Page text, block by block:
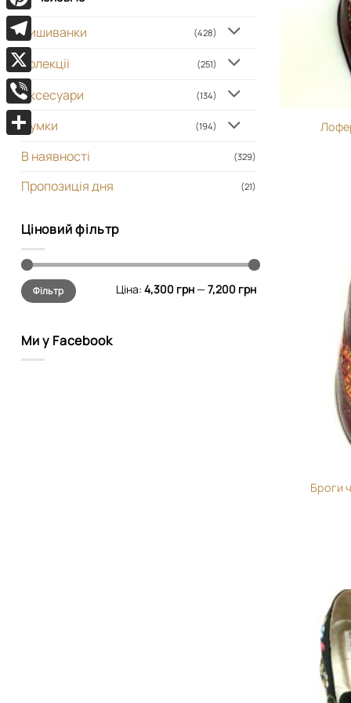
Вишиванки (428)
Колекціі (251)
Аксесуари (134)
Сумки (194)
В наявності (329)
Пропозиція дня (21)
Ціновий фільтр
Мінімальна
ціна
Найбільша
цінаФільтр Ціна: 4,300 грн— 7,200 грн
Ми у Facebook
Броги
Pinterest
Telegram
X
Viber
Поділитися